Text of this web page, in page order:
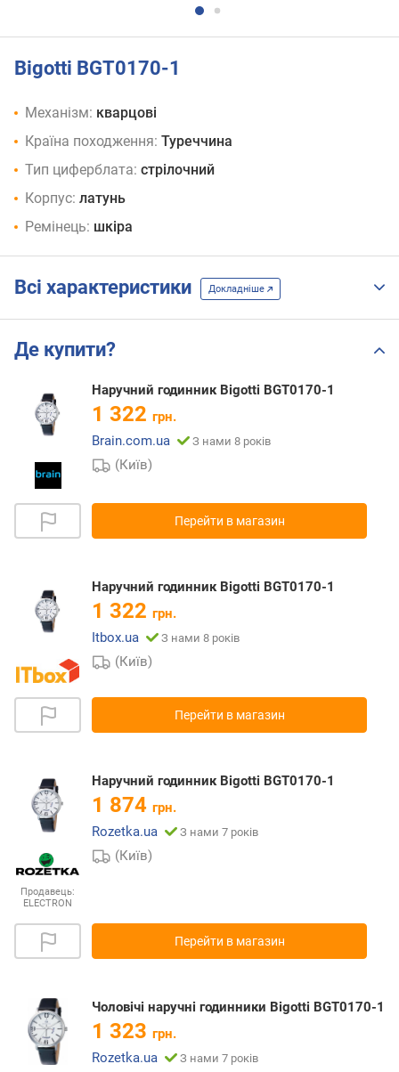
Bigotti BGT0170-1
Механізм: кварцові
Країна походження: Туреччина
Тип циферблата: стрілочний
Корпус: латунь
Ремінець: шкіра
Всі характеристики Докладніше
Де купити?
Наручний годинник Bigotti BGT0170-1
1 322 грн.
Brain.com.ua
З нами 8 років
(Київ)
Перейти в магазин
Наручний годинник Bigotti BGT0170-1
1 322 грн.
Itbox.ua
З нами 8 років
(Київ)
Перейти в магазин
Продавець:
ELECTRON
Наручний годинник Bigotti BGT0170-1
1 874 грн.
Rozetka.ua
З нами 7 років
(Київ)
Перейти в магазин
Чоловічі наручні годинники Bigotti BGT0170-1
1 323 грн.
Rozetka.ua
З нами 7 років